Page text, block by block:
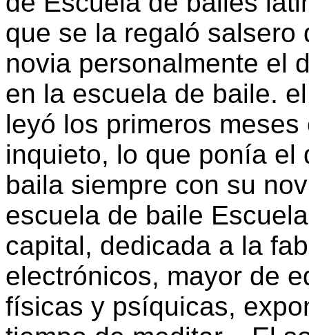
que se la regaló salsero
novia personalmente el
en la escuela de baile.
leyó los primeros
inquieto, lo que ponía el
baila siempre con su
escuela de baile
capital, dedicada a la
electrónicos, mayor de
físicas y psíquicas,